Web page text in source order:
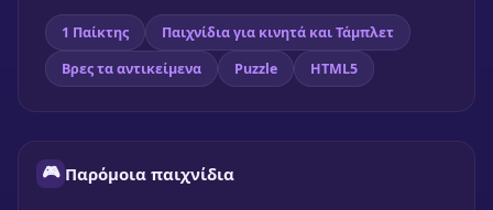
1 Παίκτης
Παιχνίδια για κινητά και Τάμπλετ
Βρες τα αντικείμενα
Puzzle HTML5
🎮 Παρόμοια παιχνίδια